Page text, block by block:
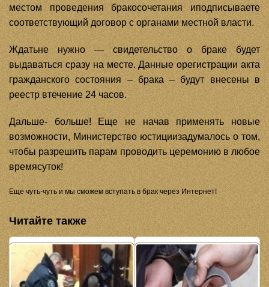
местом проведения бракосочетания иподписываете
соответствующий договор с органами местной власти.
Ждатьне нужно — свидетельство о браке будет
выдаваться сразу на месте. Данные орегистрации акта
гражданского состояния – брака – будут внесены в
реестр втечение 24 часов.
Дальше- больше! Еще не начав применять новые
возможности, Министерство юстициизадумалось о том,
чтобы разрешить парам проводить церемонию в любое
времясуток!
Еще чуть-чуть и мы сможем вступать в брак через Интернет!
Читайте также